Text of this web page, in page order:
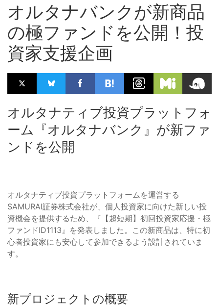
オルタナバンクが新商品
の極ファンドを公開！投
資家支援企画
オルタナティブ投資プラットフォ
ーム『オルタナバンク』が新ファ
ンドを公開
オルタナティブ投資プラットフォームを運営する
SAMURAI証券株式会社が、個人投資家に向けた新しい投
資機会を提供するため、『【超短期】初回投資家応援・極
ファンドID1113』を発表しました。この新商品は、特に初
心者投資家にも安心して参加できるよう設計されていま
す。
新プロジェクトの概要